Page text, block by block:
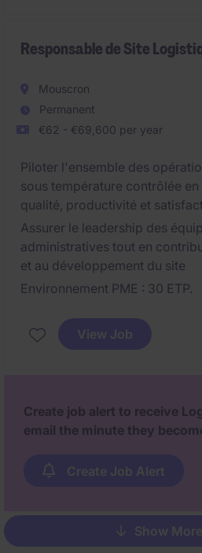
Responsable de Site
Mouscron
Permanent
€62 - €69,600 per year
Piloter l'ensemble des
sous température contrôlée
qualité, productivité et
Assurer le leadership des
administratives tout en
et au développement du site
Environnement PME : 30 ETP.
View Job
Create job alert to receive
email the minute they
Create Job Alert
Pagination
Show